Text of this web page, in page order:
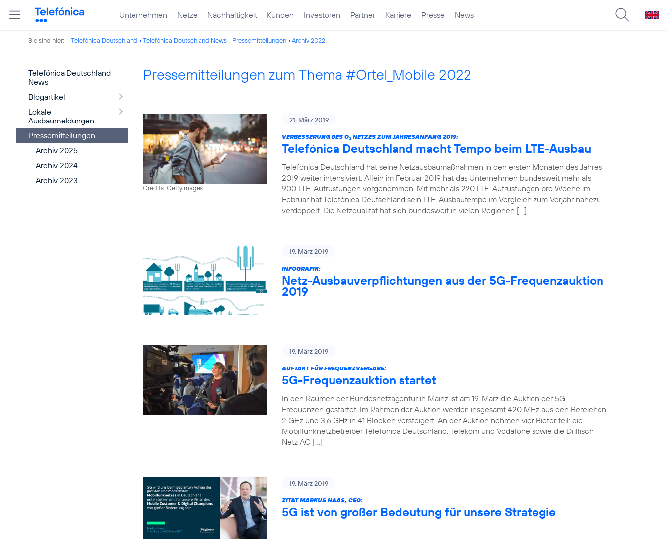
Unternehmen Netze Nachhaltigkeit Kunden Investoren Partner Karriere Presse News
Sie sind hier: Telefónica Deutschland Telefónica Deutschland News Pressemitteilungen Archiv 2022
Telefónica Deutschland
News
Blogartikel
Lokale
Ausbaumeldungen
Pressemitteilungen
Archiv 2025
Archiv 2024
Archiv 2023
Pressemitteilungen zum Thema #Ortel_Mobile 2022
Credits: Gettyimages
21. März 2019
VERBESSERUNG DES O2 NETZES ZUM JAHRESANFANG 2019:
Telefónica Deutschland macht Tempo beim LTE-Ausbau
Telefónica Deutschland hat seine Netzausbaumaßnahmen in den ersten Monaten des Jahres
2019 weiter intensiviert. Allein im Februar 2019 hat das Unternehmen bundesweit mehr als
900 LTE-Aufrüstungen vorgenommen. Mit mehr als 220 LTE-Aufrüstungen pro Woche im
Februar hat Telefónica Deutschland sein LTE-Ausbautempo im Vergleich zum Vorjahr nahezu
verdoppelt. Die Netzqualität hat sich bundesweit in vielen Regionen […]
19. März 2019
INFOGRAFIK:
Netz-Ausbauverpflichtungen aus der 5G-Frequenzauktion
2019
19. März 2019
AUFTAKT FÜR FREQUENZVERGABE:
5G-Frequenzauktion startet
In den Räumen der Bundesnetzagentur in Mainz ist am 19. März die Auktion der 5G-
Frequenzen gestartet. Im Rahmen der Auktion werden insgesamt 420 MHz aus den Bereichen
2 GHz und 3,6 GHz in 41 Blöcken versteigert. An der Auktion nehmen vier Bieter teil: die
Mobilfunknetzbetreiber Telefónica Deutschland, Telekom und Vodafone sowie die Drillisch
Netz AG […]
19. März 2019
ZITAT MARKUS HAAS, CEO:
5G ist von großer Bedeutung für unsere Strategie